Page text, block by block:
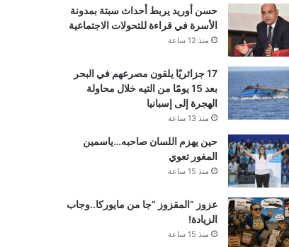
حسن أوريد يربط أحداث سبتة بمدونة
الأسرة في قراءة للتحولات الاجتماعية
منذ 12 ساعة
17 جزائريًا يلقون مصرعهم في البحر
بعد 15 يومًا من التيه خلال محاولة
الهجرة إلى إسبانيا
منذ 13 ساعة
حين يهزم اللسان صاحبه…ياسمين
المغور تعوي
منذ 15 ساعة
عزوز “المقزوز “جا من مايوركا..وجاب
الزيادة!
منذ 15 ساعة